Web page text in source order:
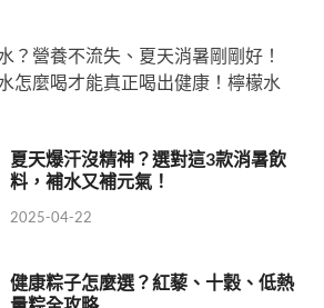
？營養不流失、夏天消暑剛剛好！
怎麼喝才能真正喝出健康！檸檬水
夏天爆汗沒精神？選對這3款消暑飲
料，補水又補元氣！
2025-04-22
健康粽子怎麼選？紅藜、十穀、低熱